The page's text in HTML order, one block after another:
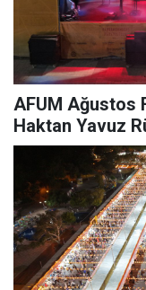
AFUM Ağustos
Haktan Yavuz